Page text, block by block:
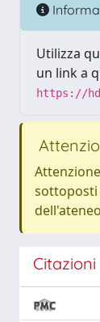
Utilizza
un link a
https://
sottoposti
dell'ateneo
Citazioni